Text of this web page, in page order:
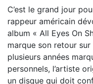
C’est le grand jour
rappeur américain
album « All Eyes On
marque son retour
plusieurs années
personnels, l’artiste
un disque qui doit